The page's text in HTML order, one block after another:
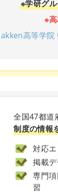
※学研グ
※
高等学院
全国47都道
制度の情報
対応
掲載
専門
習